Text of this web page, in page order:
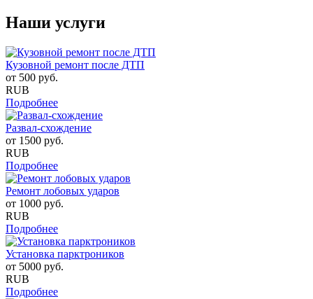
Наши услуги
Кузовной ремонт после ДТП
от 500 руб.
RUB
Подробнее
Развал-схождение
от 1500 руб.
RUB
Подробнее
Ремонт лобовых ударов
от 1000 руб.
RUB
Подробнее
Установка парктроников
от 5000 руб.
RUB
Подробнее